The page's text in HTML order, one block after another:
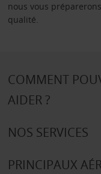
nous vous
qualité.
COMMENT
AIDER ?
NOS SERVICES
PRINCIPAUX